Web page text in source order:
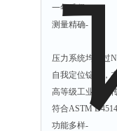
一年质保
测量精确-
压力系统均经过
自我定位锭子，
高等级工业压力
符合ASTM
功能多样-